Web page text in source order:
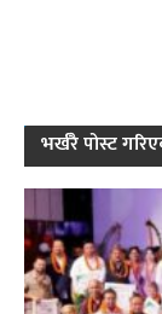
भर्खरै पोस्ट